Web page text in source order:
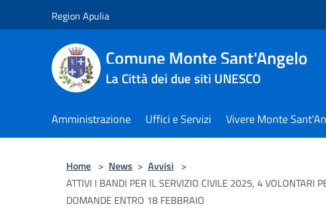
Region Apulia
Comune Monte Sant'Angelo
La Città dei due siti UNESCO
Amministrazione Uffici e Servizi Vivere Monte
Home > News > Avvisi >
ATTIVI I BANDI PER IL SERVIZIO CIVILE 2025, 4 VOLONTARI
DOMANDE ENTRO 18 FEBBRAIO